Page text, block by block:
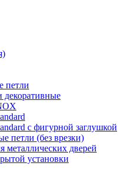
петли
декоративные
с фигурной заглушкой
петли (без врезки)
металлических дверей
установки